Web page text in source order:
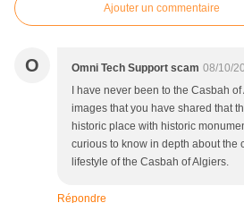
Ajouter un commentaire
O Omni Tech Support scam 08/10/
I have never been to the Casbah
images that you have shared that
historic place with historic
curious to know in depth about the
lifestyle of the Casbah of Algiers.
Répondre